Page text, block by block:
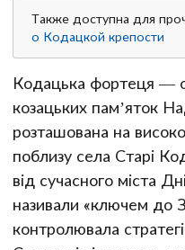
Также доступна для
о Кодацкой крепости
Кодацька фортеця —
козацьких пам’яток
розташована на
поблизу села Старі
від сучасного міста
називали «ключем до
контролювала